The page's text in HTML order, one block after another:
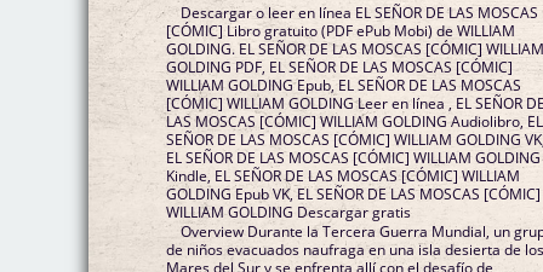
Descargar o leer en línea EL SEÑOR DE LAS MOSCAS
[CÓMIC] Libro gratuito (PDF ePub Mobi) de WILLIAM
GOLDING. EL SEÑOR DE LAS MOSCAS [CÓMIC]
GOLDING PDF, EL SEÑOR DE LAS MOSCAS [CÓMIC]
WILLIAM GOLDING Epub, EL SEÑOR DE LAS MOSCAS
[CÓMIC] WILLIAM GOLDING Leer en línea , EL SEÑOR
LAS MOSCAS [CÓMIC] WILLIAM GOLDING Audiolibro, EL
SEÑOR DE LAS MOSCAS [CÓMIC] WILLIAM GOLDING
EL SEÑOR DE LAS MOSCAS [CÓMIC] WILLIAM GOLDING
Kindle, EL SEÑOR DE LAS MOSCAS [CÓMIC] WILLIAM
GOLDING Epub VK, EL SEÑOR DE LAS MOSCAS [CÓMIC]
WILLIAM GOLDING Descargar gratis
Overview Durante la Tercera Guerra Mundial, un
de niños evacuados naufraga en una isla desierta de
Mares del Sur y se enfrenta allí con el desafío de